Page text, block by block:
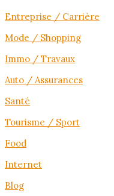
Entreprise / Carrière
Mode / Shopping
Immo / Travaux
Auto / Assurances
Santé
Tourisme / Sport
Food
Internet
Blog